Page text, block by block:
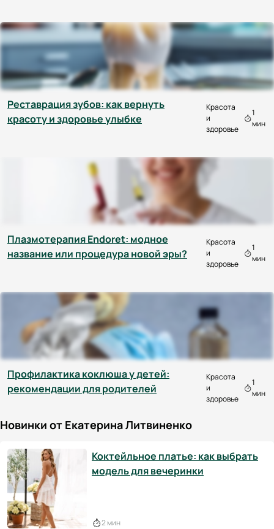
Реставрация зубов: как вернуть
красоту и здоровье улыбке
Красота
и
здоровье
1
мин
Плазмотерапия Endoret: модное
название или процедура новой эры?
Красота
и
здоровье
1
мин
Профилактика коклюша у детей:
рекомендации для родителей
Красота
и
здоровье
1
мин
Новинки от Екатерина Литвиненко
Коктейльное платье: как выбрать
модель для вечеринки
2 мин